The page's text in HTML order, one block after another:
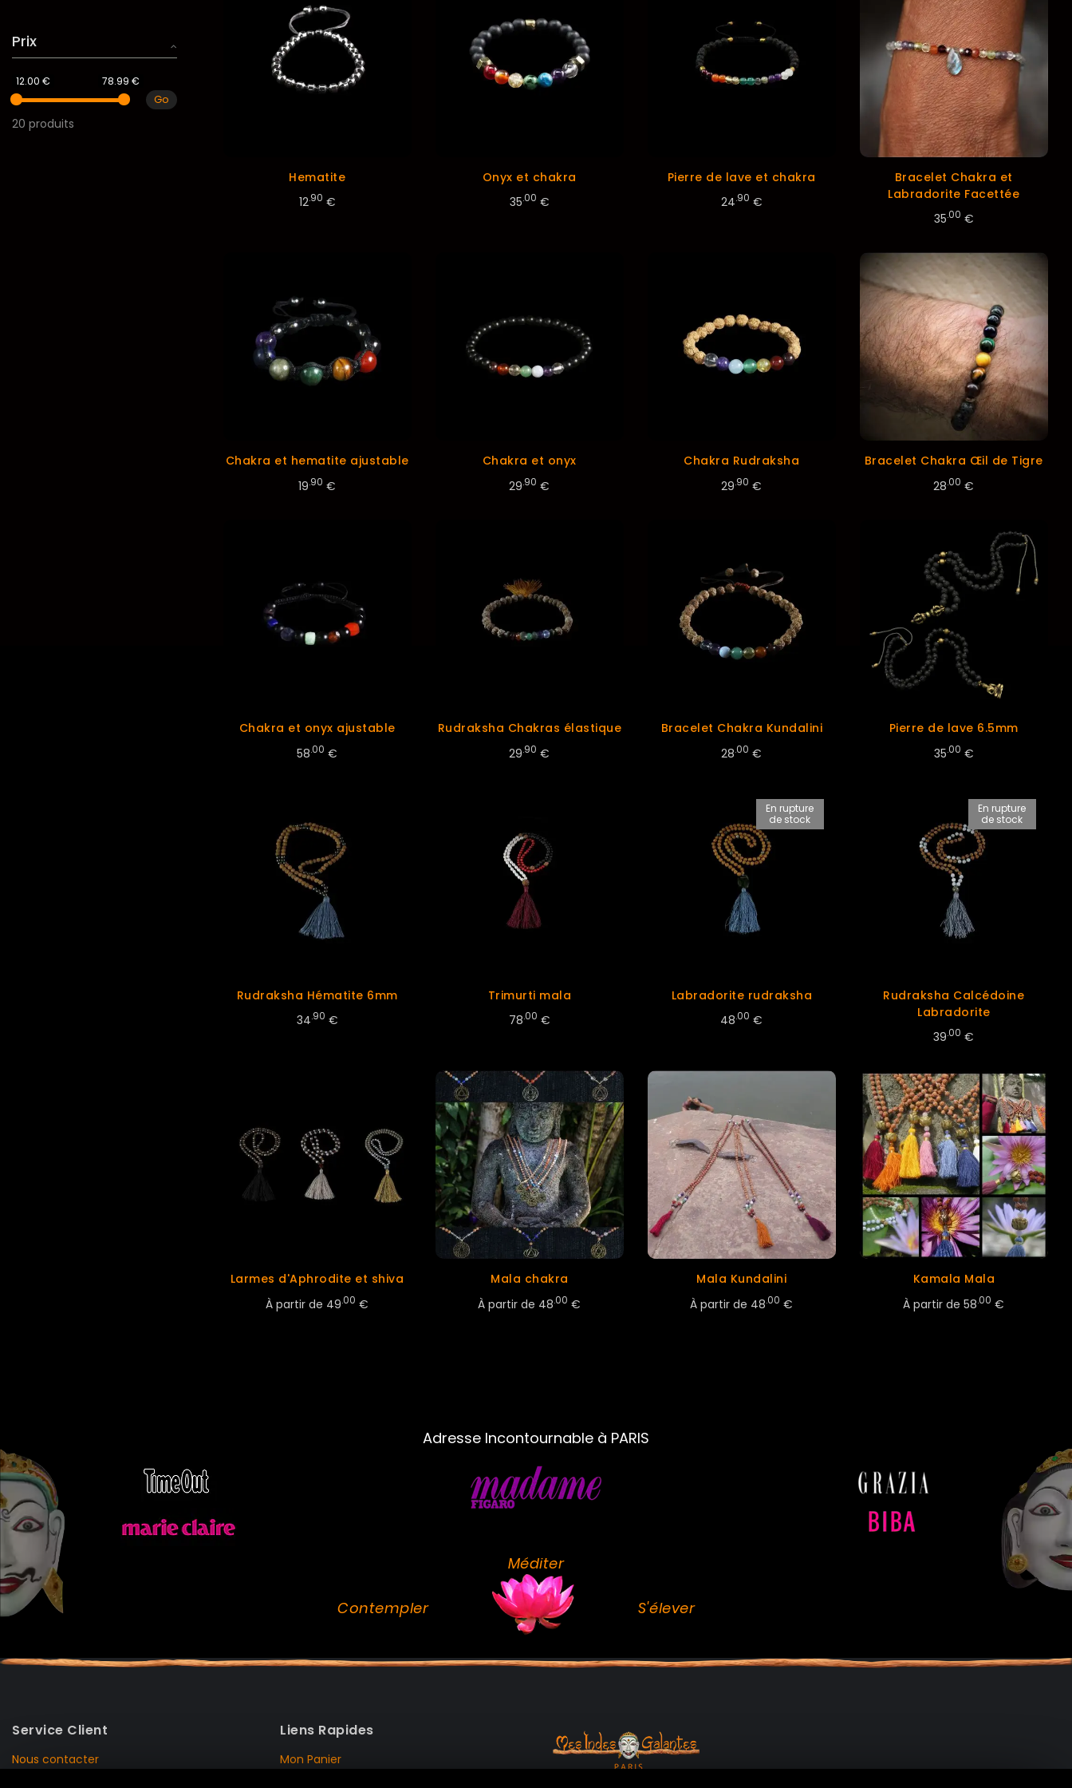
Hematite
12.90 €
Onyx et chakra
35.00 €
Pierre de lave et chakra
24.90 €
Bracelet Chakra et
Labradorite Facettée
35.00 €
Chakra et hematite ajustable
19.90 €
Chakra et onyx
29.90 €
Chakra Rudraksha
29.90 €
Bracelet Chakra Œil de Tigre
28.00 €
Chakra et onyx ajustable
58.00 €
Rudraksha Chakras élastique
29.90 €
Bracelet Chakra Kundalini
28.00 €
Pierre de lave 6.5mm
35.00 €
Rudraksha Hématite 6mm
34.90 €
Trimurti mala
78.00 €
En rupture
de stock
Labradorite rudraksha
48.00 €
En rupture
de stock
Rudraksha Calcédoine
Labradorite
39.00 €
Larmes d'Aphrodite et shiva
À partir de 49.00 €
Mala chakra
À partir de 48.00 €
Mala Kundalini
À partir de 48.00 €
Kamala Mala
À partir de 58.00 €
Prix
12.00 € 78.99 €
Go
20 produits
Adresse Incontournable à PARIS
Méditer
Contempler S'élever
Service Client
Nous contacter
Liens Rapides
Mon Panier